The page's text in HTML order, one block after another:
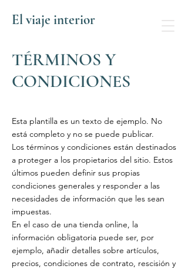
El viaje interior
TÉRMINOS Y
CONDICIONES
Esta plantilla es un texto de ejemplo. No
está completo y no se puede publicar.
Los términos y condiciones están destinados
a proteger a los propietarios del sitio. Estos
últimos pueden definir sus propias
condiciones generales y responder a las
necesidades de información que les sean
impuestas.
En el caso de una tienda online, la
información obligatoria puede ser, por
ejemplo, añadir detalles sobre artículos,
precios, condiciones de contrato, rescisión y